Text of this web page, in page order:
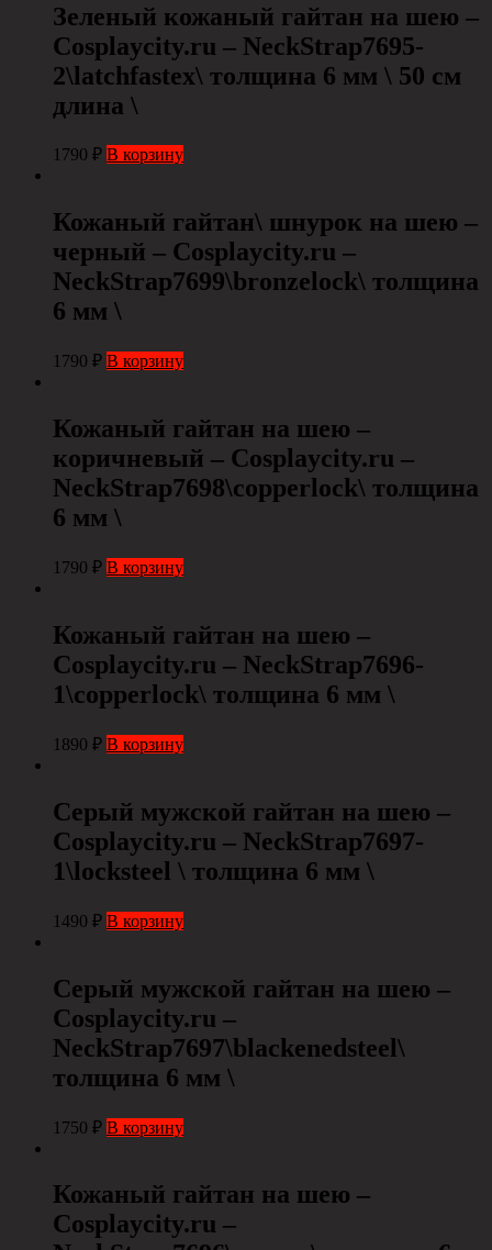
Зеленый кожаный гайтан на шею –
Cosplaycity.ru – NeckStrap7695-
2\latchfastex\ толщина 6 мм \ 50 см
длина \
1790 ₽ В корзину
Кожаный гайтан\ шнурок на шею –
черный – Cosplaycity.ru –
NeckStrap7699\bronzelock\ толщина
6 мм \
1790 ₽ В корзину
Кожаный гайтан на шею –
коричневый – Cosplaycity.ru –
NeckStrap7698\copperlock\ толщина
6 мм \
1790 ₽ В корзину
Кожаный гайтан на шею –
Cosplaycity.ru – NeckStrap7696-
1\copperlock\ толщина 6 мм \
1890 ₽ В корзину
Серый мужской гайтан на шею –
Cosplaycity.ru – NeckStrap7697-
1\locksteel \ толщина 6 мм \
1490 ₽ В корзину
Серый мужской гайтан на шею –
Cosplaycity.ru –
NeckStrap7697\blackenedsteel\
толщина 6 мм \
1750 ₽ В корзину
Кожаный гайтан на шею –
Cosplaycity.ru –